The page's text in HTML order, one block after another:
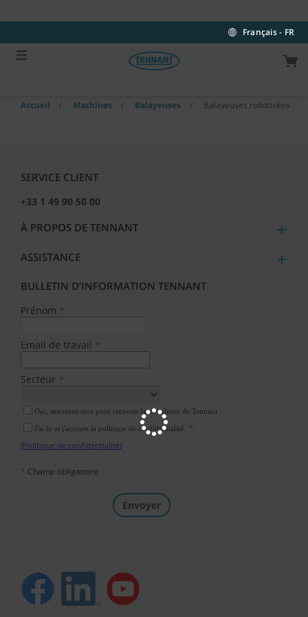
to
to
menu
Français - FR
Accueil Machines Balayeuses Balayeuses robotisées
SERVICE CLIENT
+33 1 49 90 50 00
À PROPOS DE TENNANT
ASSISTANCE
BULLETIN D’INFORMATION TENNANT